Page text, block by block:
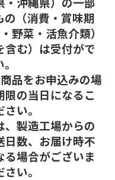
（消費・賞味期
野菜・活魚介類）
含む）は受付がで
品をお申込みの場
の当日になるこ
い。
製造工場からの
日数、お届け時不
場合がございま
い。